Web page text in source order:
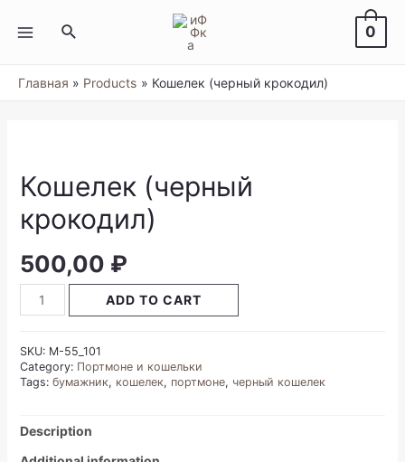
содержимому
MENU
Поиск 0
Главная Products Кошелек (черный крокодил)
Кошелек (черный
крокодил)
500,00 ₽
(черный
quantity
ADD TO CART
SKU: M-55_101
Category: Портмоне и кошельки
Tags: бумажник, кошелек, портмоне, черный кошелек
Description